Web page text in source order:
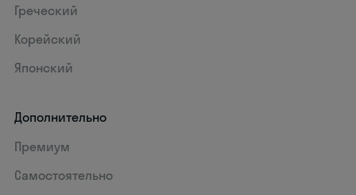
Греческий
Корейский
Японский
Дополнительно
Премиум
Самостоятельно